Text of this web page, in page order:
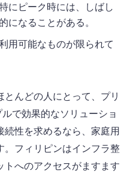
にピーク時には、しばし
になることがある。
用可能なものが限られて
んどの人にとって、プリ
で効果的なソリューショ
続性を求めるなら、家庭用
。フィリピンはインフラ整
トへのアクセスがますます